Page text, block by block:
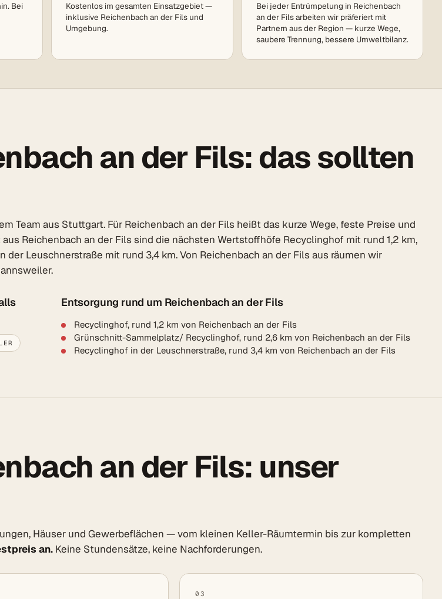
Bei
Kostenlos im gesamten Einsatzgebiet —
inklusive Reichenbach an der Fils und
Umgebung.
Bei jeder Entrümpelung in Reichenbach
an der Fils arbeiten wir präferiert mit
Partnern aus der Region — kurze Wege,
saubere Trennung, bessere Umweltbilanz.
an der Fils: das sollten
Team aus Stuttgart. Für Reichenbach an der Fils heißt das kurze Wege, feste Preise und
Reichenbach an der Fils sind die nächsten Wertstoffhöfe Recyclinghof mit rund 1,2 km,
Leuschnerstraße mit rund 3,4 km. Von Reichenbach an der Fils aus räumen wir
Entsorgung rund um Reichenbach an der Fils
Recyclinghof, rund 1,2 km von Reichenbach an der Fils
Grünschnitt-Sammelplatz/ Recyclinghof, rund 2,6 km von Reichenbach an der Fils
Recyclinghof in der Leuschnerstraße, rund 3,4 km von Reichenbach an der Fils
an der Fils: unser
Häuser und Gewerbeflächen — vom kleinen Keller-Räumtermin bis zur kompletten
an. Keine Stundensätze, keine Nachforderungen.
03